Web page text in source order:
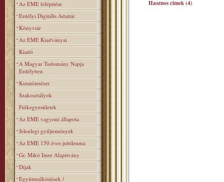
Az EME felépitése
Erdélyi Digitális Adattár
Könyvtár
Az EME Kiadványai
Kiadó
A Magyar Tudomány Napja
Erdélyben
Kutatóintézet
Szakosztályok
Fiókegyesületek
Az EME vagyoni állapota
Jelenlegi gyűjtemények
Az EME 150 éves jubileuma
Gr. Mikó Imre Alapitvány
Díjak
Együttműködések /
Hasznos cimek (4)